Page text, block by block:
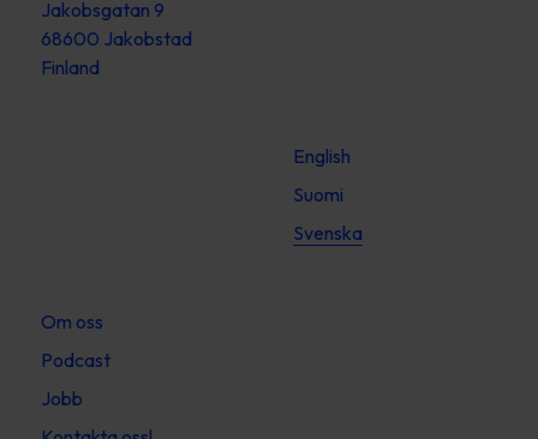
Jakobsgatan 9
68600 Jakobstad
Finland
English
Suomi
Svenska
Om oss
Podcast
Jobb